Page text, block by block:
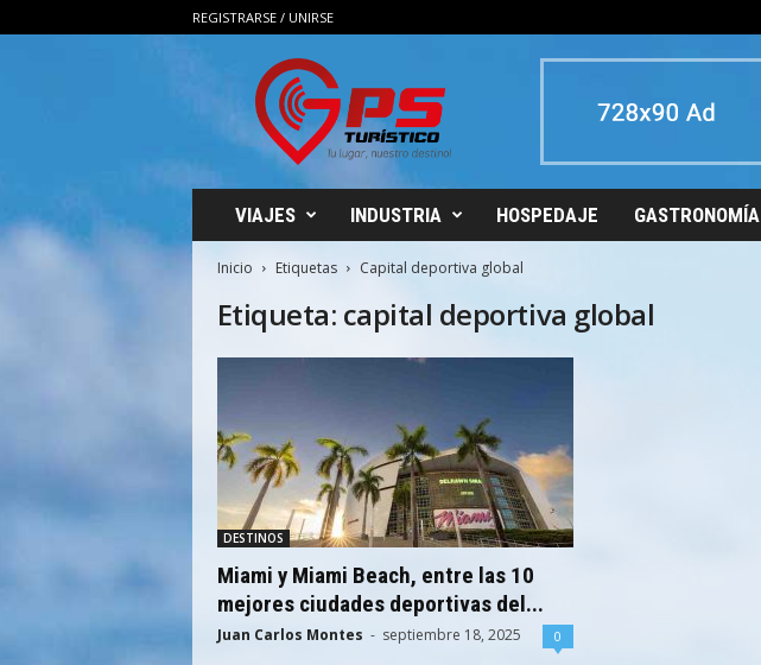
REGISTRARSE / UNIRSE
t
VIAJES INDUSTRIA HOSPEDAJE GASTRONOMÍA
Inicio Etiquetas Capital deportiva global
Etiqueta: capital deportiva global
DESTINOS
Miami y Miami Beach, entre las 10
mejores ciudades deportivas del...
Juan Carlos Montes - septiembre 18, 2025 0